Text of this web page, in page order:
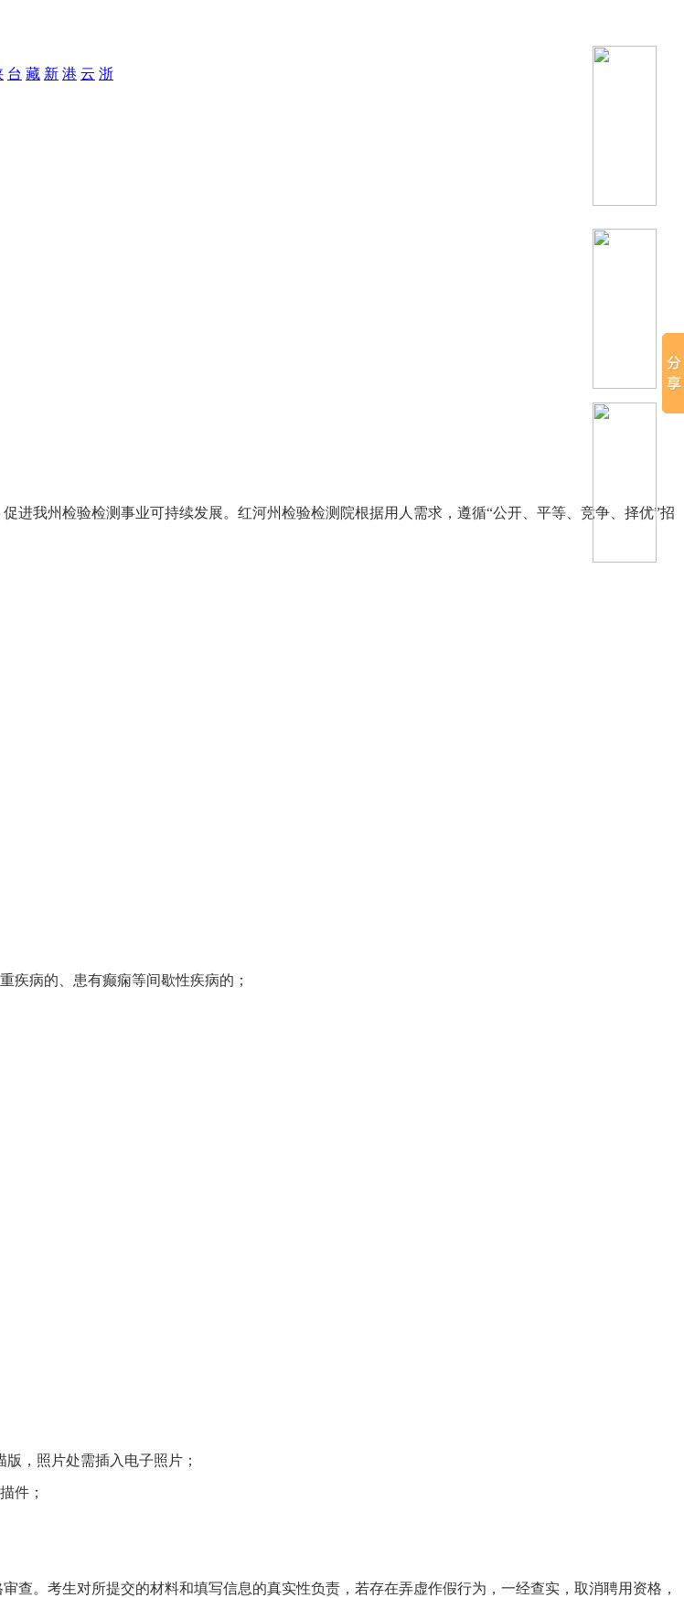
台 藏 新 港 云 浙
进我州检验检测事业可持续发展。红河州检验检测院根据用人需求，遵循“公开、平等、竞争、择优”招
疾病的、患有癫痫等间歇性疾病的；
版，照片处需插入电子照片 ；
件 ；
查。考生对所提交的材料和填写信息的真实性负责，若存在弄虚作假行为，一经查实，取消聘用资格，